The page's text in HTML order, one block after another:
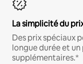
La simplicité du
Des prix spéciaux
longue durée et
supplémentaires.*